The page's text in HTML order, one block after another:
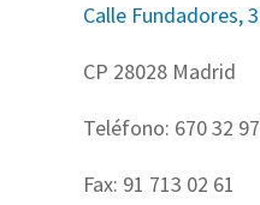
Calle Fundadores,
CP 28028 Madrid
Teléfono: 670 32
Fax: 91 713 02 61